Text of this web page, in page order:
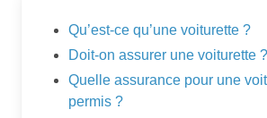
Qu’est-ce qu’une voiturette ?
Doit-on assurer une voiturette ?
Quelle assurance pour une
permis ?